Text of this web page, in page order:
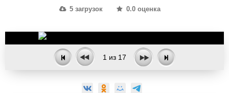
5 загрузок 0.0 оценка
1 из 17